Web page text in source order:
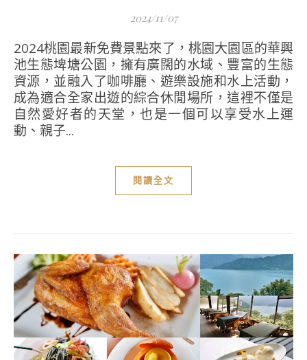
2024/11/07
2024桃園最新免費景點來了，桃園大園區的華興
池生態埤塘公園，擁有廣闊的水域、豐富的生態
資源，並融入了咖啡廳、遊樂設施和水上活動，
成為適合全家出遊的綜合休閒場所，這裡不僅是
自然愛好者的天堂，也是一個可以享受水上運
動、親子...
閱讀全文